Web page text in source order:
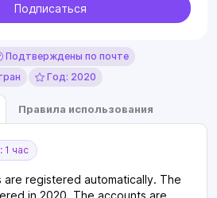
Подписаться
Подтверждены по почте
Год: 2020
Правила использования
1 час
registered automatically. The
in 2020. The accounts are